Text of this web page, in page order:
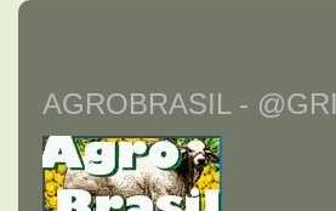
AGROBRASIL -